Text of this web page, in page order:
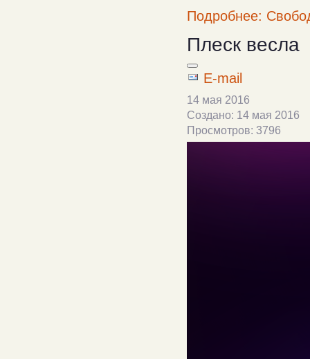
Подробнее:
Плеск весла
E-mail
14 мая 2016
Создано: 14 мая 2016
Просмотров: 3796